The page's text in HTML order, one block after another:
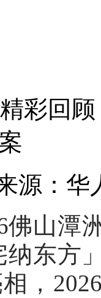
彩回
：
佛山潭
纳东方
，